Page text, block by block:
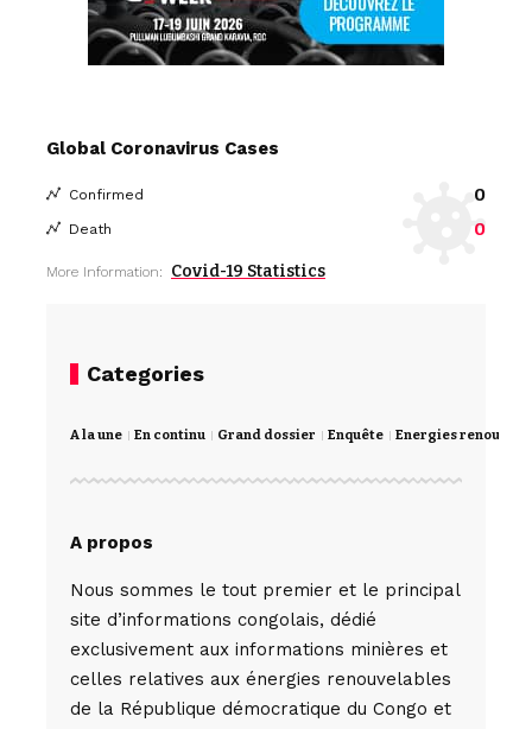
Global Coronavirus Cases
Confirmed 0
Death 0
More Information: Covid-19 Statistics
Categories
A la une En continu Grand dossier Enquête Energies
A propos
Nous sommes le tout premier et le principal
site d’informations congolais, dédié
exclusivement aux informations minières et
celles relatives aux énergies renouvelables
de la République démocratique du Congo et